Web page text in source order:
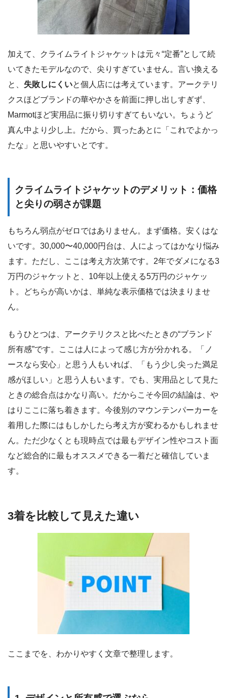
加えて、クライムライトジャケットは元々“定番”として続
いてきたモデルなので、尖りすぎていません。言い換える
と、 失敗しにくいと個人店には考えています。アークテリ
クスほどブランドの華やかさを前面に押し出しすぎず、
Marmotほど実用品に振り切りすぎてもいない。ちょうど
真ん中より少し上。だから、買ったあとに「これでよかっ
たな」と思いやすいとです。
クライムライトジャケットのデメリット：価格
と尖りの弱さが課題
もちろん弱点がゼロではありません。まず価格。安くはな
いです。30,000〜40,000円台は、人によってはかなり悩み
ます。ただし、ここは考え方次第です。2年でダメになる3
万円のジャケットと、10年以上使える5万円のジャケッ
ト。どちらが高いかは、単純な表示価格では決まりませ
ん。
もうひとつは、アークテリクスと比べたときの“ブランド
所有感”です。ここは人によって感じ方が分かれる。「ノ
ースなら安心」と思う人もいれば、「もう少し尖った満足
感がほしい」と思う人もいます。でも、実用品として見た
ときの総合点はかなり高い。だからこそ今回の結論は、や
はりここに落ち着きます。今後別のマウンテンパーカーを
着用した際にはもしかしたら考え方が変わるかもしれませ
ん。ただ少なくとも現時点では最もデザイン性やコスト面
など総合的に最もオススメできる一着だと確信していま
す。
3着を比較して見えた違い
ここまでを、わかりやすく文章で整理します。